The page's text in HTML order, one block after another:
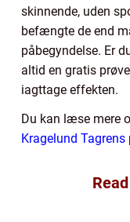
skinnende, uden
befængte de end
påbegyndelse. Er
altid en gratis
iagttage effekten.
Du kan læse mere
Kragelund Tagrens